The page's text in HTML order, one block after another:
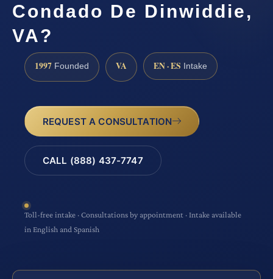
Condado De Dinwiddie,
VA?
1997 Founded VA EN · ES Intake
REQUEST A CONSULTATION
CALL (888) 437-7747
Toll-free intake · Consultations by appointment · Intake available
in English and Spanish